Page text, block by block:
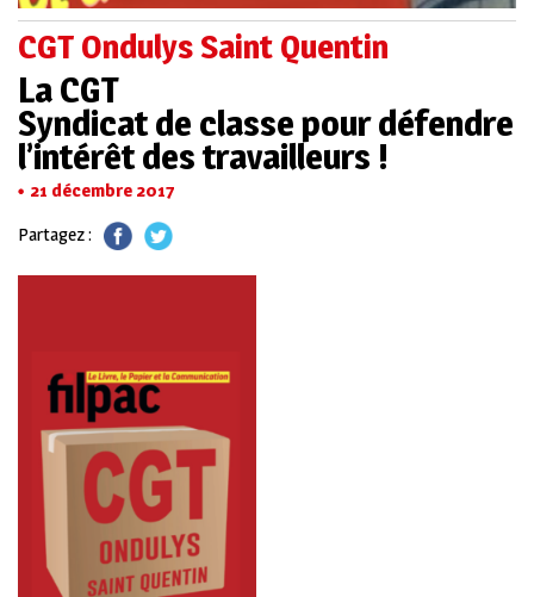
CGT Ondulys Saint Quentin
La CGT
Syndicat de classe pour défendre
l’intérêt des travailleurs !
21 décembre 2017
Partagez :